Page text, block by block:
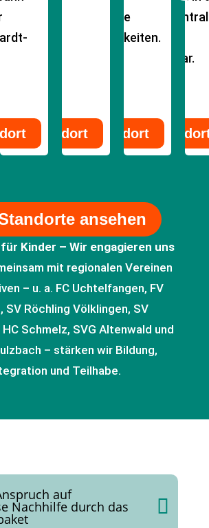
Standort
renovierte
Räumlichkeiten.
Standort
Pfalz, zentral
und gut
erreichbar.
ansehen
für Kinder – Wir engagieren uns
mit regionalen Vereinen
– u. a. FC Uchtelfangen, FV
SV Röchling Völklingen, SV
Schmelz, SVG Altenwald und
– stärken wir Bildung,
und Teilhabe.
auf
Nachhilfe durch das